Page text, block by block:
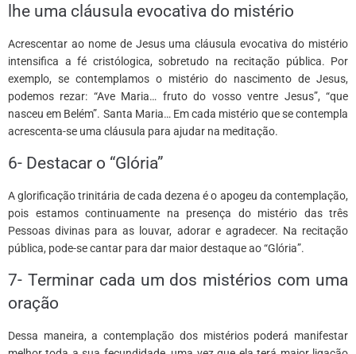
lhe uma cláusula evocativa do mistério
Acrescentar ao nome de Jesus uma cláusula evocativa do mistério
intensifica a fé cristólogica, sobretudo na recitação pública. Por
exemplo, se contemplamos o mistério do nascimento de Jesus,
podemos rezar: “Ave Maria… fruto do vosso ventre Jesus”, “que
nasceu em Belém”. Santa Maria… Em cada mistério que se contempla
acrescenta-se uma cláusula para ajudar na meditação.
6- Destacar o “Glória”
A glorificação trinitária de cada dezena é o apogeu da contemplação,
pois estamos continuamente na presença do mistério das três
Pessoas divinas para as louvar, adorar e agradecer. Na recitação
pública, pode-se cantar para dar maior destaque ao “Glória”.
7- Terminar cada um dos mistérios com uma
oração
Dessa maneira, a contemplação dos mistérios poderá manifestar